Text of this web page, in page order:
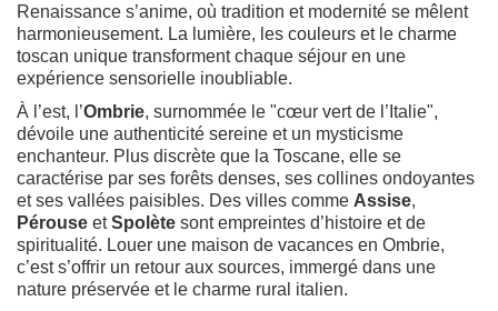
Renaissance s’anime, où tradition et modernité se mêlent
harmonieusement. La lumière, les couleurs et le charme
toscan unique transforment chaque séjour en une
expérience sensorielle inoubliable.
À l’est, l’Ombrie, surnommée le "cœur vert de l’Italie",
dévoile une authenticité sereine et un mysticisme
enchanteur. Plus discrète que la Toscane, elle se
caractérise par ses forêts denses, ses collines ondoyantes
et ses vallées paisibles. Des villes comme Assise,
Pérouse etSpolète sont empreintes d’histoire et de
spiritualité. Louer une maison de vacances en Ombrie,
c’est s’offrir un retour aux sources, immergé dans une
nature préservée et le charme rural italien.